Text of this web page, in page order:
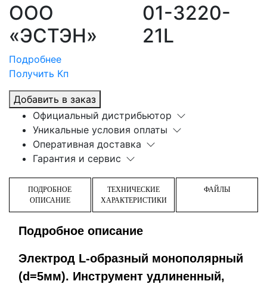
ООО
«ЭСТЭН»
01-3220-
21L
Подробнее
Получить Кп
Добавить в заказ
Официальный дистрибьютор
Уникальные условия оплаты
Оперативная доставка
Гарантия и сервис
ПОДРОБНОЕ
ОПИСАНИЕ
ТЕХНИЧЕСКИЕ
ХАРАКТЕРИСТИКИ
ФАЙЛЫ
Подробное описание
Электрод L-образный монополярный
(d=5мм). Инструмент удлиненный,